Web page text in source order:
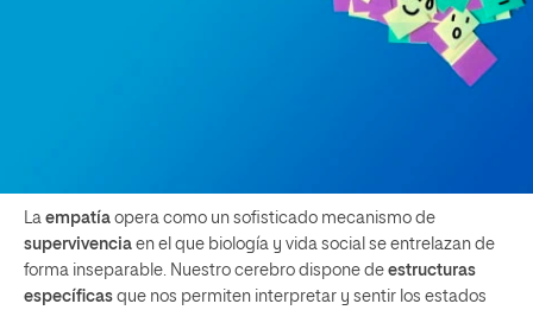
La empatía opera como un sofisticado mecanismo de
supervivencia en el que biología y vida social se entrelazan de
forma inseparable. Nuestro cerebro dispone de estructuras
específicas que nos permiten interpretar y sentir los estados